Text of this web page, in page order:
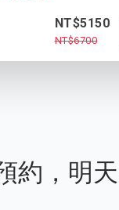
NT$5150
NT$6700
約，明天